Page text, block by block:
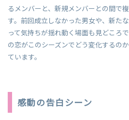
るメンバーと、新規メンバーとの間で
す。前回成立しなかった男女や、新た
って気持ちが揺れ動く場面も見どころ
の恋がこのシーズンでどう変化するの
ています。
感動の告白シーン